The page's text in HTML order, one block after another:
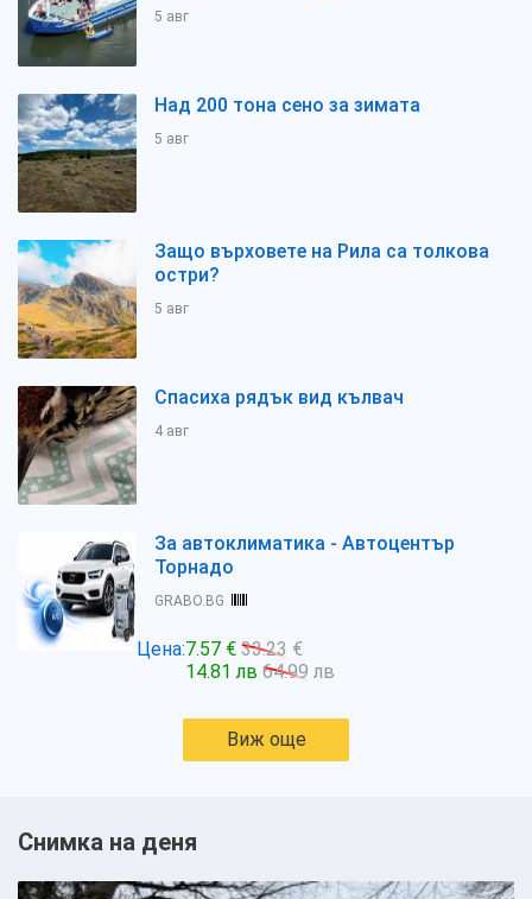
5 авг
Над 200 тона сено за зимата
5 авг
Защо върховете на Рила са толкова
остри?
5 авг
Спасиха рядък вид кълвач
4 авг
За автоклиматика - Автоцентър
Торнадо
GRABO.BG
Цена:7.57 € 33.23 €
14.81 лв 64.99 лв
Виж още
Снимка на деня